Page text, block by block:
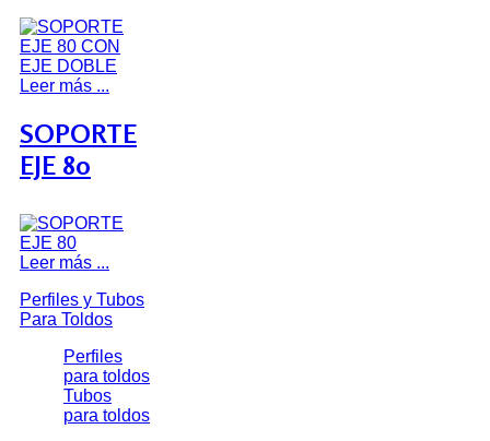
Leer más ...
SOPORTE
EJE 80
Leer más ...
Perfiles y Tubos
Para Toldos
Perfiles
para toldos
Tubos
para toldos